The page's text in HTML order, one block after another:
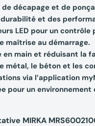
décapage et de
et des
LED pour un contrôle
maîtrise au démarrage.
main et réduisant la
métal, le béton et les
via l’application
pour un environnement
MIRKA